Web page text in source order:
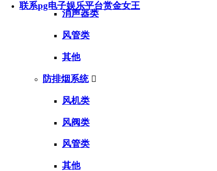
联系pg电子娱乐平台赏金女王
消声器类
风管类
其他
防排烟系统 
风机类
风阀类
风管类
其他